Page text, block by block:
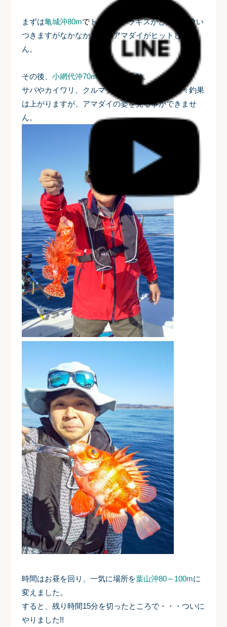
まずは亀城沖80mでトライ。トラギスがどんどん喰い
つきますがなかなか本命のアマダイがヒットしませ
ん。
その後、 小網代沖70mへ場所を移動。
サバやカイワリ、クルマダイ、ヒメコダイと次々釣果
は上がりますが、アマダイの姿を見る事ができませ
ん。
時間はお昼を回り、一気に場所を葉山沖80～100mに
変えました。
すると、残り時間15分を切ったところで・・・ついに
やりました!!